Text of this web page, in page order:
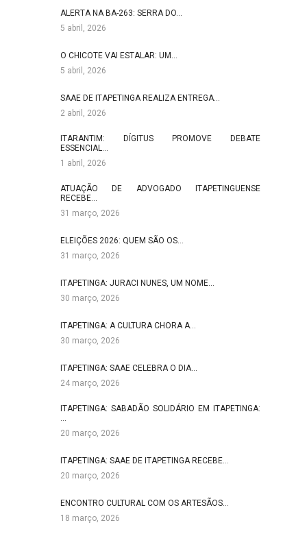
ALERTA NA BA-263: SERRA DO…
5 abril, 2026
O CHICOTE VAI ESTALAR: UM…
5 abril, 2026
SAAE DE ITAPETINGA REALIZA ENTREGA…
2 abril, 2026
ITARANTIM: DÍGITUS PROMOVE DEBATE
ESSENCIAL…
1 abril, 2026
ATUAÇÃO DE ADVOGADO ITAPETINGUENSE
RECEBE…
31 março, 2026
ELEIÇÕES 2026: QUEM SÃO OS…
31 março, 2026
ITAPETINGA: JURACI NUNES, UM NOME…
30 março, 2026
ITAPETINGA: A CULTURA CHORA A…
30 março, 2026
ITAPETINGA: SAAE CELEBRA O DIA…
24 março, 2026
ITAPETINGA: SABADÃO SOLIDÁRIO EM ITAPETINGA:
…
20 março, 2026
ITAPETINGA: SAAE DE ITAPETINGA RECEBE…
20 março, 2026
ENCONTRO CULTURAL COM OS ARTESÃOS…
18 março, 2026